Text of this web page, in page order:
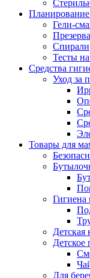
Гели-
Спирали
Тесты
Средства
Уход за
Товары для
Детская
Детское
Для